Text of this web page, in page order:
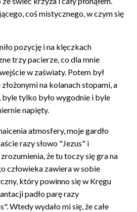
coś mistycznego, w czym się
pozycję i na klęczkach
trzy pacierze, co dla mnie
w zaświaty. Potem był
na kolanach stopami, a
tylko było wygodnie i byle
napięty.
atmosfery, moje gardło
razy słowo "Jezus" i
że tu toczy się gra na
człowieka zawiera w sobie
który powinno się w Kręgu
padło parę razy
Wtedy wydało mi się, że całe